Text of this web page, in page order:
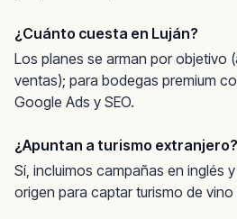
¿Cuánto cuesta en Luján?
Los planes se arman por objetivo
ventas); para bodegas premium
Google Ads y SEO.
¿Apuntan a turismo extranjero?
Sí, incluimos campañas en inglés
origen para captar turismo de vino